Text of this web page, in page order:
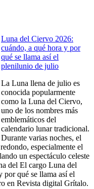
Luna del Ciervo 2026:
cuándo, a qué hora y por
qué se llama así el
plenilunio de julio
La Luna llena de julio es
conocida popularmente
como la Luna del Ciervo,
uno de los nombres más
emblemáticos del
calendario lunar tradicional.
Durante varias noches, el
especialmente el
un espectáculo celeste
del El cargo Luna del
por qué se llama así el
en Revista digital Grítalo.